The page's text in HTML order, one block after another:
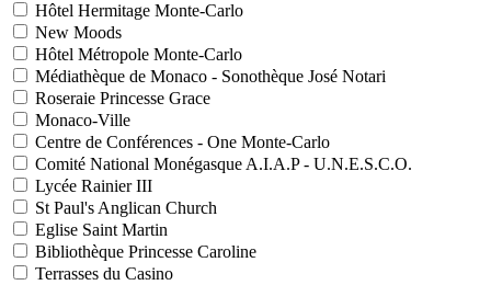
Hôtel Hermitage Monte-Carlo
New Moods
Hôtel Métropole Monte-Carlo
Médiathèque de Monaco - Sonothèque José Notari
Roseraie Princesse Grace
Monaco-Ville
Centre de Conférences - One Monte-Carlo
Comité National Monégasque A.I.A.P - U.N.E.S.C.O.
Lycée Rainier III
St Paul's Anglican Church
Eglise Saint Martin
Bibliothèque Princesse Caroline
Terrasses du Casino